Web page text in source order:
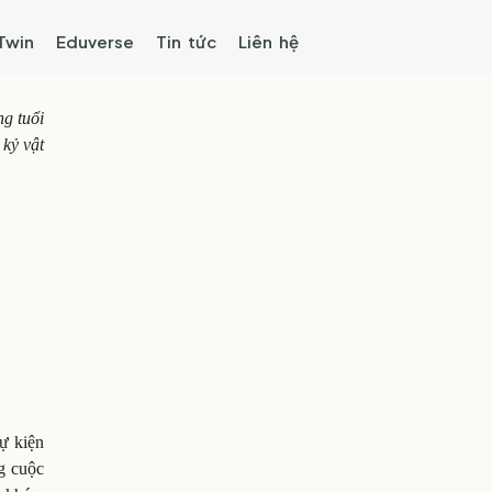
Eduverse Tin tức Liên hệ
tuổi
vật
kiện
cuộc